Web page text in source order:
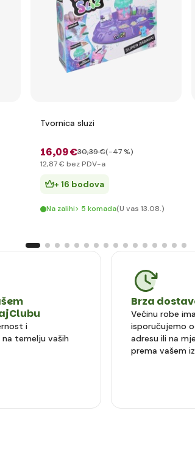
Tvornica sluzi
16,09 €30,39 €(-47 %)
12,87 € bez PDV-a
+ 16 bodova
Na zalihi> 5 komada(U vas 13.08.)
i
temelju vaših
Brza
Većinu robe
isporučujemo
adresu ili na
prema vašem